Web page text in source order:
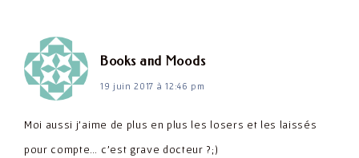
Books and Moodsdit :
19 juin 2017 à 12:46 pm
Moi aussi j'aime de plus en plus les losers et les laissés
pour compte… c'est grave docteur ?;)